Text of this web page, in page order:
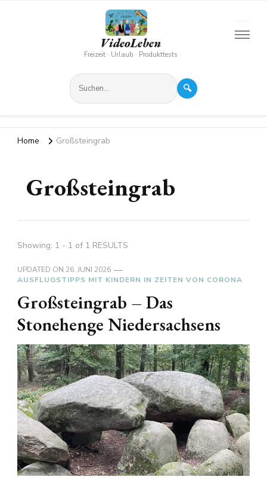
VideoLeben
Freizeit · Urlaub · Produkttests
🔍
Home Großsteingrab
Großsteingrab
Showing: 1 - 1 of 1 RESULTS
UPDATED ON 26. JUNI 2026
AUSFLUGSTIPPS MIT KINDERN IN ZEITEN VON CORONA
Großsteingrab – Das
Stonehenge Niedersachsens